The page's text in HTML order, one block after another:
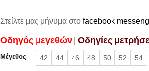
Στείλτε μας μήνυμα στο facebook
Oδηγός μεγεθών Oδηγίες
Μέγεθος 42 44 46 48 50 52 54